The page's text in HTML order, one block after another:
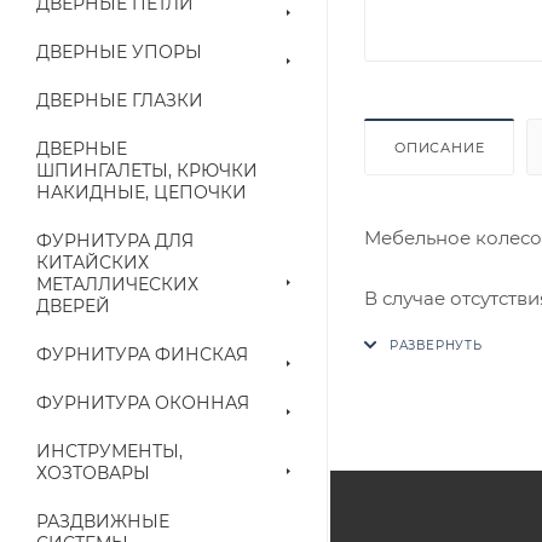
ДВЕРНЫЕ УПОРЫ
ДВЕРНЫЕ ГЛАЗКИ
ДВЕРНЫЕ
ШПИНГАЛЕТЫ, КРЮЧКИ
НАКИДНЫЕ, ЦЕПОЧКИ
ФУРНИТУРА ДЛЯ
КИТАЙСКИХ
МЕТАЛЛИЧЕСКИХ
ДВЕРЕЙ
ФУРНИТУРА ФИНСКАЯ
ФУРНИТУРА ОКОННАЯ
ИНСТРУМЕНТЫ,
ХОЗТОВАРЫ
РАЗДВИЖНЫЕ
ОПИСАНИЕ
Мебельное
В случае